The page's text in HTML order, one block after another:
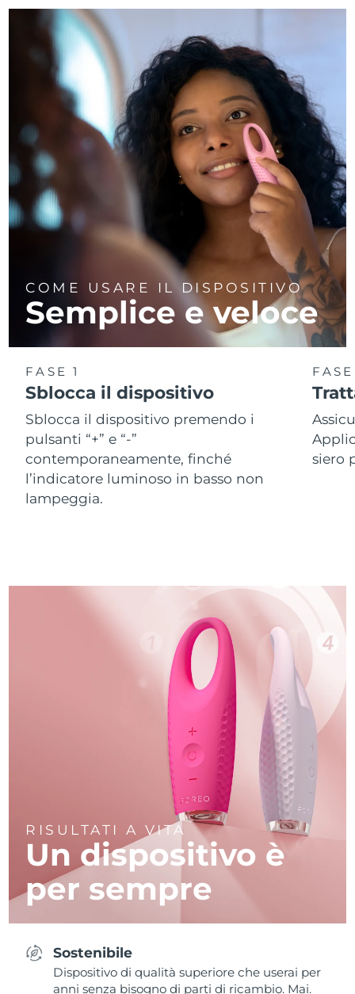
COME USARE IL DISPOSITIVO
Semplice e veloce
FASE 1
Sblocca il dispositivo
Sblocca il dispositivo premendo i
pulsanti “+” e “-”
contemporaneamente, finché
l’indicatore luminoso in basso non
lampeggia.
siero
RISULTATI A VITA
Un dispositivo è
per sempre
Sostenibile
Dispositivo di qualità superiore che userai per
anni senza bisogno di parti di ricambio. Mai.